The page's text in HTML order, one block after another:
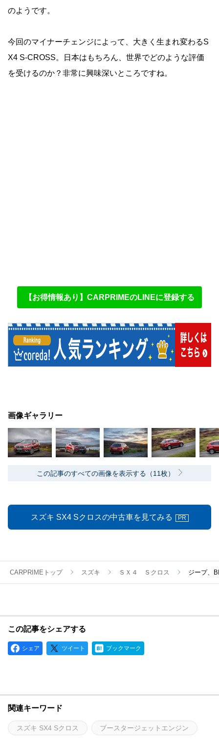
のようです。
今回のマイナーチェンジによって、大きく生まれ変わるS
X4 S-CROSS。日本はもちろん、世界でどのような評価
を受けるのか？非常に興味深いところですね。
【お得情報あり】CARPRIMEのLINEに登録する
画像ギャラリー
この記事のすべての画像を表示する（11枚）
スズキ SX4 Sクロスの中古車を見てみる PR
CARPRIMEトップ スズキ ＳＸ４ Ｓクロス ジープ、
この記事をシェアする
シェア ツイート ブックマーク
関連キーワード
スズキ SX4 Sクロス ブースタージェットエンジン